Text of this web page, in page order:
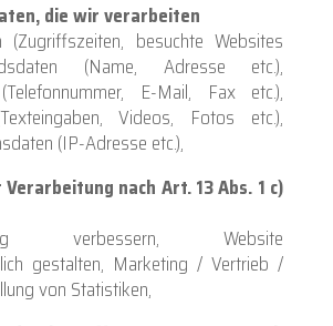
die wir verarbeiten
(Zugriffszeiten, besuchte Websites
(Name, Adresse etc.),
E-Mail, Fax etc.),
Videos, Fotos etc.),
(IP-Adresse etc.),
nach Art. 13 Abs. 1 c)
verbessern, Website
gestalten, Marketing / Vertrieb /
von Statistiken,